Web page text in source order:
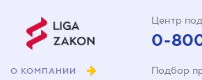
О КОМПАНИИ
Центр
0-
Подбор